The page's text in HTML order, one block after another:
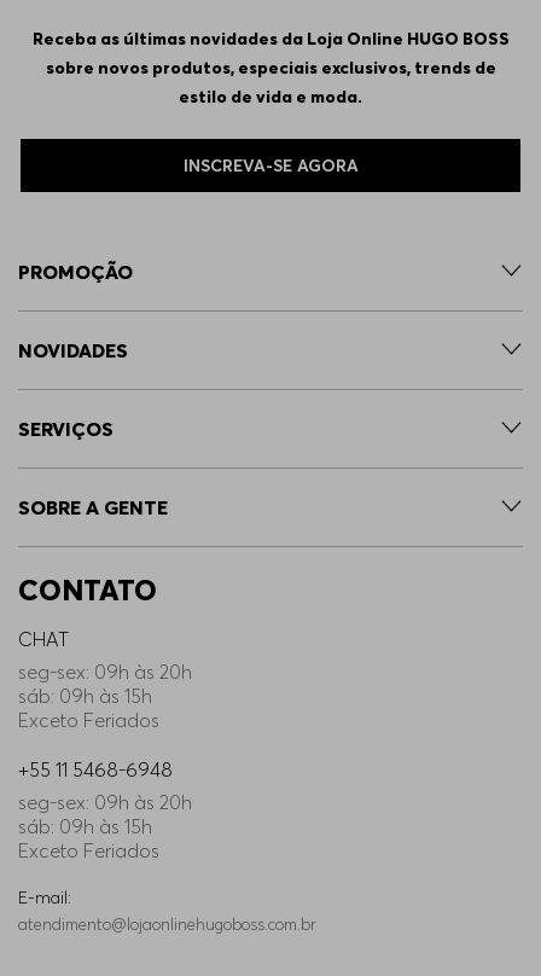
Receba as últimas novidades da Loja Online HUGO BOSS
sobre novos produtos, especiais exclusivos, trends de
estilo de vida e moda.
INSCREVA-SE AGORA
PROMOÇÃO
NOVIDADES
SERVIÇOS
SOBRE A GENTE
CONTATO
CHAT
seg-sex: 09h às 20h
sáb: 09h às 15h
Exceto Feriados
+55 11 5468-6948
seg-sex: 09h às 20h
sáb: 09h às 15h
Exceto Feriados
E-mail:
atendimento@lojaonlinehugoboss.com.br